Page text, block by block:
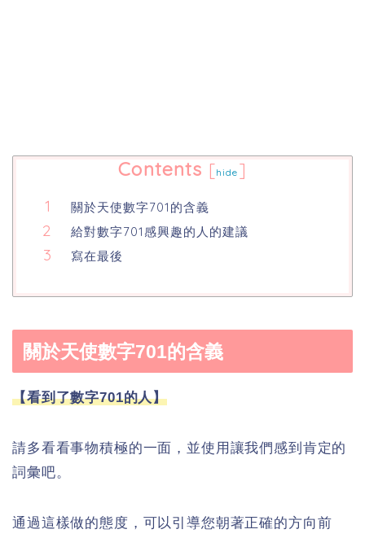
Contents [hide ]
關於天使數字701的含義
給對數字701感興趣的人的建議
寫在最後
關於天使數字701的含義
【看到了數字701的人】
請多看看事物積極的一面，並使用讓我們感到肯定的
詞彙吧。
通過這樣做的態度，可以引導您朝著正確的方向前